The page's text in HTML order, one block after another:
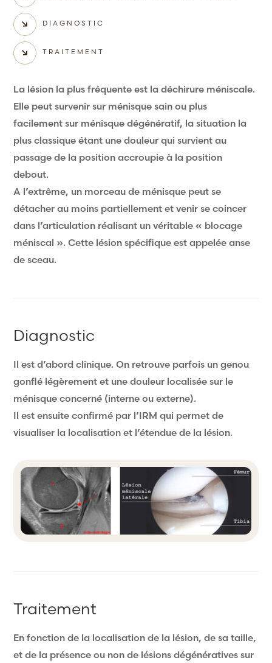
DIAGNOSTIC
TRAITEMENT
La lésion la plus fréquente est la déchirure méniscale.
Elle peut survenir sur ménisque sain ou plus
facilement sur ménisque dégénératif, la situation la
plus classique étant une douleur qui survient au
passage de la position accroupie à la position
debout.
A l’extrême, un morceau de ménisque peut se
détacher au moins partiellement et venir se coincer
dans l’articulation réalisant un véritable « blocage
méniscal ». Cette lésion spécifique est appelée anse
de sceau.
Diagnostic
Il est d’abord clinique. On retrouve parfois un genou
gonflé légèrement et une douleur localisée sur le
ménisque concerné (interne ou externe).
Il est ensuite confirmé par l’IRM qui permet de
visualiser la localisation et l’étendue de la lésion.
Traitement
En fonction de la localisation de la lésion, de sa taille,
et de la présence ou non de lésions dégénératives sur